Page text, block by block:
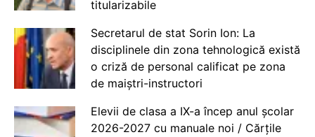
titularizabile
Secretarul de stat Sorin Ion: La
disciplinele din zona tehnologică există
o criză de personal calificat pe zona
de maiștri-instructori
Elevii de clasa a IX-a încep anul școlar
2026-2027 cu manuale noi / Cărțile